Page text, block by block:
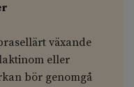
växande
eller
bör genomgå